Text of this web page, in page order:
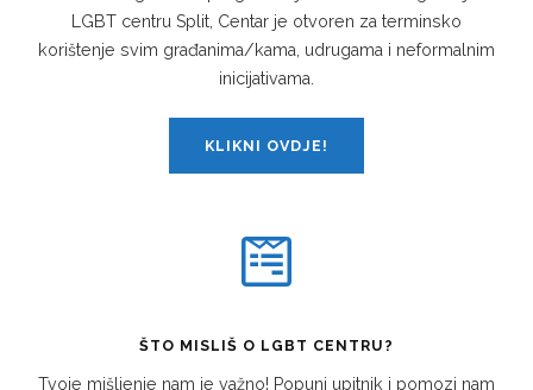
LGBT centru Split, Centar je otvoren za terminsko
korištenje svim građanima/kama, udrugama i neformalnim
inicijativama.
KLIKNI OVDJE!
ŠTO MISLIŠ O LGBT CENTRU?
Tvoje mišljenje nam je važno! Popuni upitnik i pomozi nam